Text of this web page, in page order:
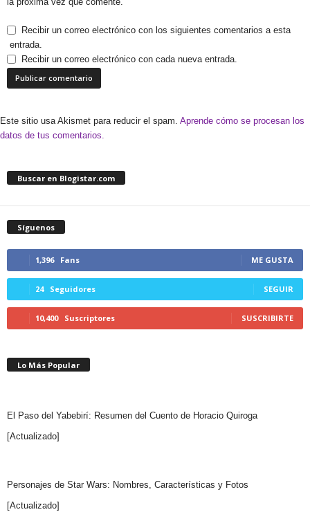
Recibir un correo electrónico con los siguientes comentarios a esta
entrada.
Recibir un correo electrónico con cada nueva entrada.
Este sitio usa Akismet para reducir el spam. Aprende cómo se procesan los
datos de tus comentarios.
Buscar en Blogistar.com
Síguenos
1,396 Fans ME GUSTA
24 Seguidores SEGUIR
10,400 Suscriptores SUSCRIBIRTE
Lo Más Popular
El Paso del Yabebirí: Resumen del Cuento de Horacio Quiroga
[Actualizado]
Personajes de Star Wars: Nombres, Características y Fotos
[Actualizado]